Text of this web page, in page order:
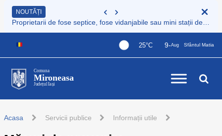
NOUTĂȚI
25°C 9-Aug Sfântul Matia
Comuna
Mironeasa
Județul Iași
Acasa Servicii publice Informații utile